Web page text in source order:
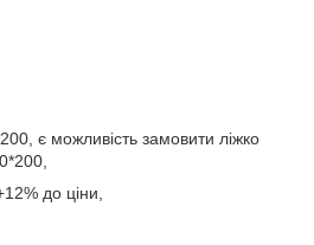
є можливість замовити ліжко
до ціни,